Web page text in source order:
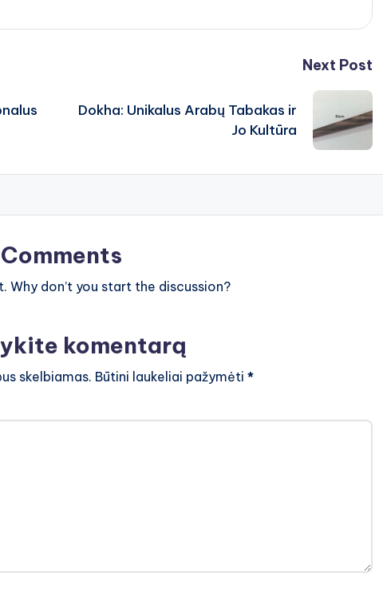
Next Post
Dokha: Unikalus Arabų Tabakas ir
Jo Kultūra
Comments
Why don’t you start the discussion?
komentarą
skelbiamas. Būtini laukeliai pažymėti *